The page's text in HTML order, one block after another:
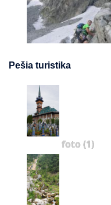
Pešia turistika
foto (1)